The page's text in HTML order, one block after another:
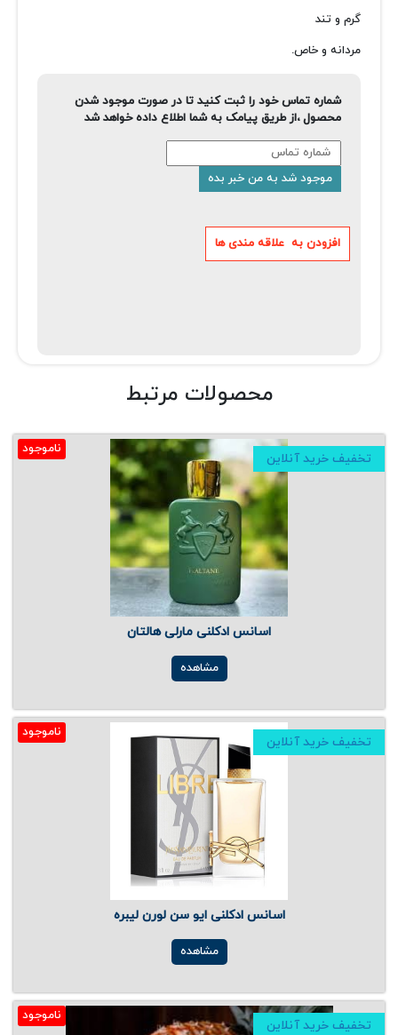
گرم و تند
مردانه و خاص.
شماره تماس خود را ثبت کنید تا در صورت موجود شدن
محصول ،از طریق پیامک به شما اطلاع داده خواهد شد
محصولات مرتبط
ناموجود
تخفیف خرید آنلاین
اسانس ادکلنی مارلی هالتان
مشاهده
ناموجود
تخفیف خرید آنلاین
اسانس ادکلنی ایو سن لورن لیبره
مشاهده
ناموجود
تخفیف خرید آنلاین